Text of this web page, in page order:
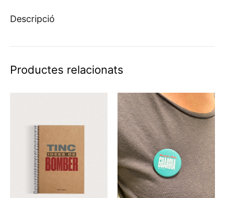
Descripció
Productes relacionats